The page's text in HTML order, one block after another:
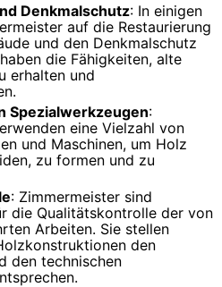
Denkmalschutz: In einigen
auf die Restaurierung
und den Denkmalschutz
die Fähigkeiten, alte
erhalten und
Spezialwerkzeugen:
eine Vielzahl von
und Maschinen, um Holz
zu formen und zu
: Zimmermeister sind
die Qualitätskontrolle der von
Arbeiten. Sie stellen
den
den technischen